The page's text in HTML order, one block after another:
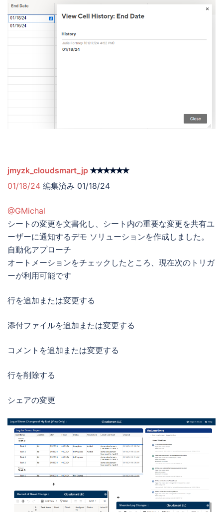
jmyzk_cloudsmart_jp ✭✭✭✭✭✭
01/18/24 編集済み 01/18/24
@GMichal
シートの変更を文書化し、シート内の重要な変更を共有ユ
ーザーに通知するデモ ソリューションを作成しました。
自動化アプローチ
オートメーションをチェックしたところ、現在次のトリガ
ーが利用可能です
行を追加または変更する
添付ファイルを追加または変更する
コメントを追加または変更する
行を削除する
シェアの変更